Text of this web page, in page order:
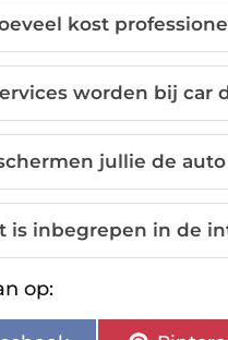
kost
worden bij car
jullie de
is inbegrepen in de
op: